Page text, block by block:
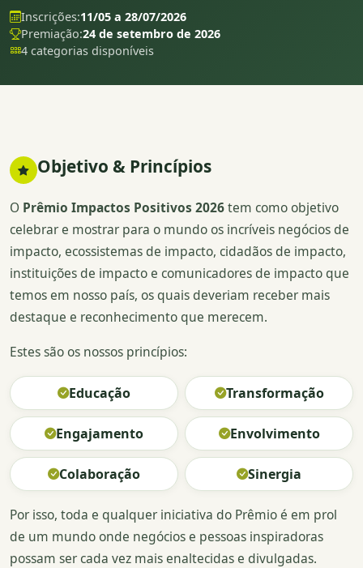
Inscrições:11/05 a 28/07/2026
Premiação:24 de setembro de 2026
4 categorias disponíveis
Objetivo & Princípios
O Prêmio Impactos Positivos 2026tem como objetivo
celebrar e mostrar para o mundo os incríveis negócios de
impacto, ecossistemas de impacto, cidadãos de impacto,
instituições de impacto e comunicadores de impacto que
temos em nosso país, os quais deveriam receber mais
destaque e reconhecimento que merecem.
Estes são os nossos princípios:
Educação Transformação
Engajamento Envolvimento
Colaboração Sinergia
Por isso, toda e qualquer iniciativa do Prêmio é em prol
de um mundo onde negócios e pessoas inspiradoras
possam ser cada vez mais enaltecidas e divulgadas.